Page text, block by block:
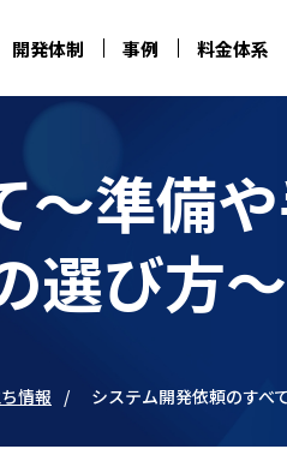
開発体制 事例 料金体系
～準備
選び方～
情報 システム開発依頼のすべ